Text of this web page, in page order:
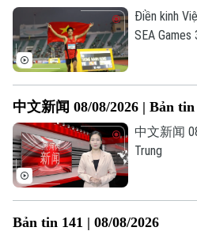
Điền kinh
SEA Games
中文新闻 08/08/2026 | Bản
中文新闻
Trung
Bản tin 141 | 08/08/2026